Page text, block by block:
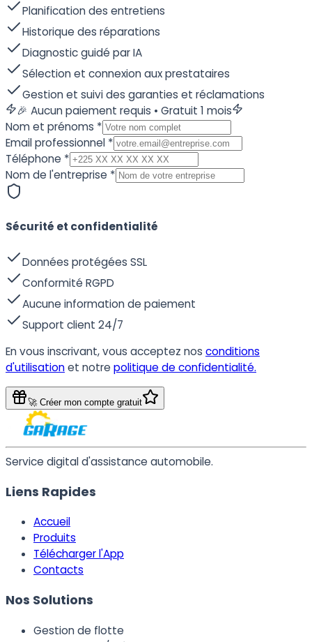
Planification des entretiens
Historique des réparations
Diagnostic guidé par IA
Sélection et connexion aux prestataires
Gestion et suivi des garanties et réclamations
🎉 Aucun paiement requis • Gratuit 1 mois
Nom et prénoms *
Email professionnel *
Téléphone *
Nom de l'entreprise *
Sécurité et confidentialité
Données protégées SSL
Conformité RGPD
Aucune information de paiement
Support client 24/7
En vous inscrivant, vous acceptez nos conditions
d'utilisationet notre politique de confidentialité.
🚀 Créer mon compte gratuit
Service digital d'assistance automobile.
Liens Rapides
Accueil
Produits
Télécharger l'App
Contacts
Nos Solutions
Gestion de flotte